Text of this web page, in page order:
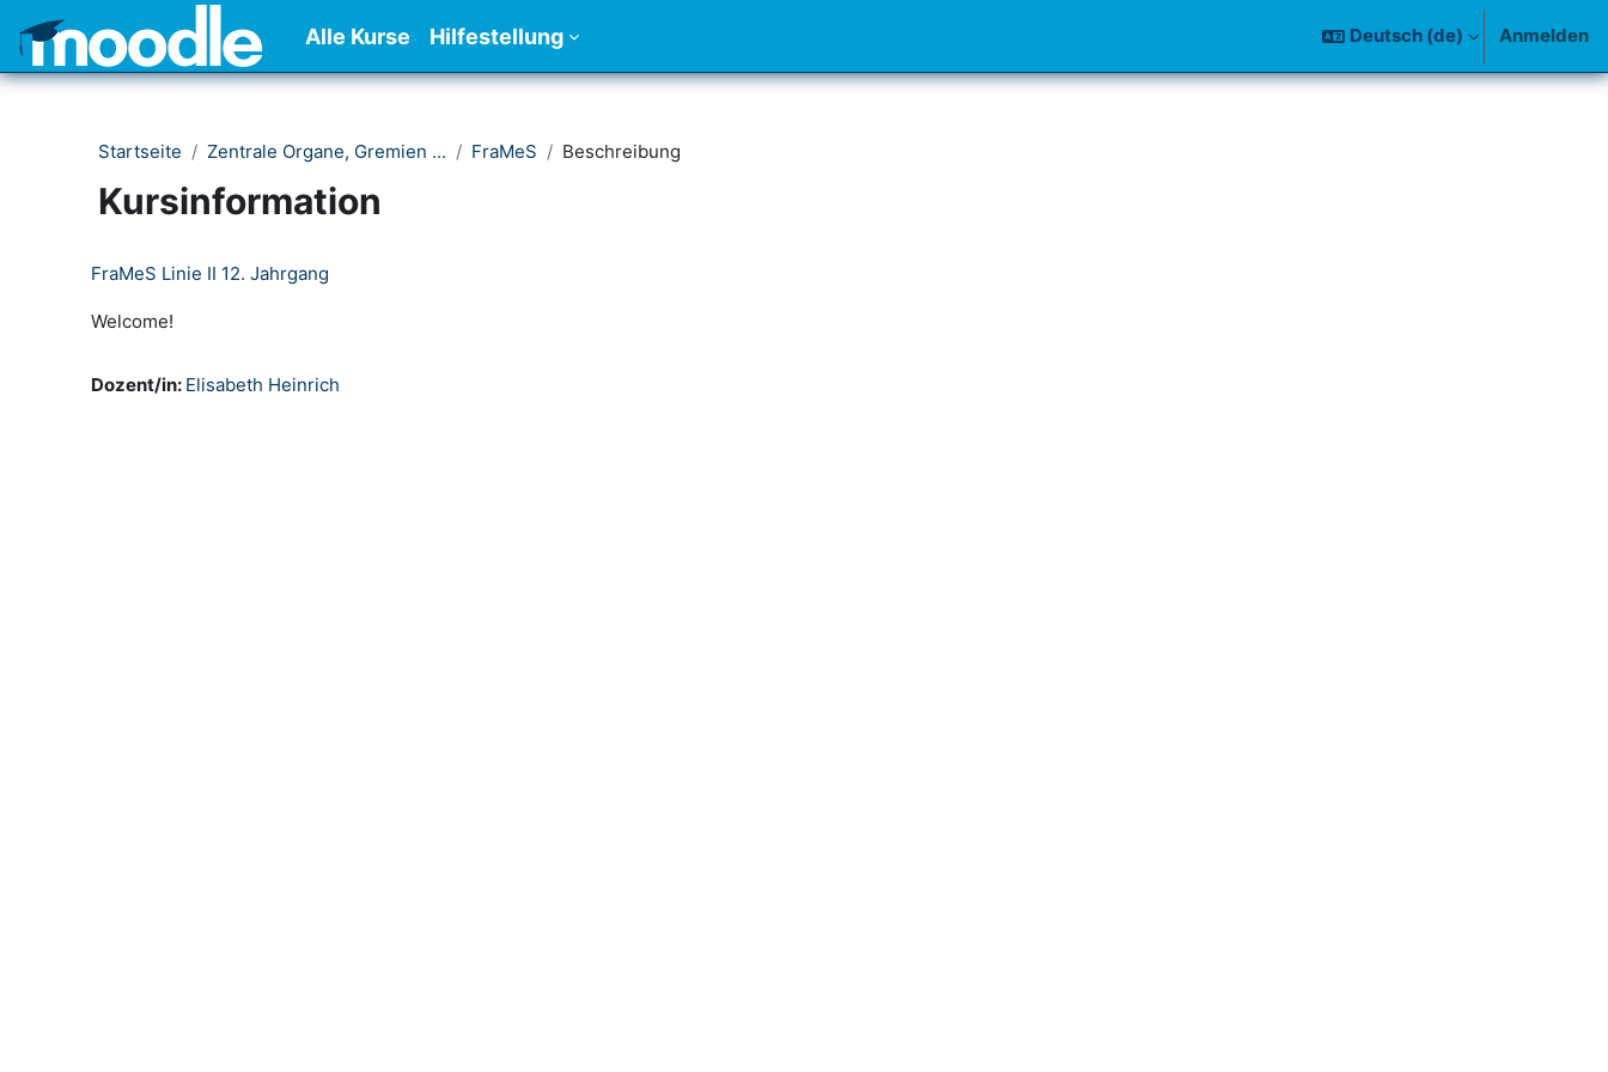
Alle Kurse Hilfestellung Deutsch ‎(de)‎ Anmelden
Startseite Zentrale Organe, Gremien ... FraMeS Beschreibung
Kursinformation
FraMeS Linie II 12. Jahrgang
Welcome!
Dozent/in: Elisabeth Heinrich